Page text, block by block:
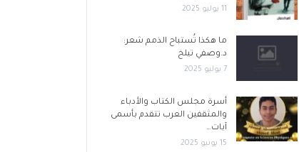
11 يوليو 2025
ما هكذا تُستباح الذمم شعر:
د.وصفي تيلخ
7 يوليو 2025
أسرة مجلس الكتاب والأدباء
والمثقفين العرب تتقدم بأسمى
آيات…
15 يونيو 2025